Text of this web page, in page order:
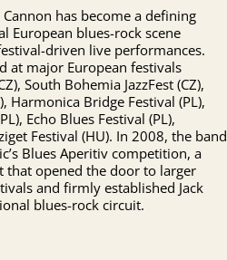
has become a defining
European blues-rock scene
driven live performances.
at major European festivals
South Bohemia JazzFest (CZ),
Harmonica Bridge Festival (PL),
Echo Blues Festival (PL),
Festival (HU). In 2008, the band
Blues Aperitiv competition, a
that opened the door to larger
and firmly established Jack
blues-rock circuit.